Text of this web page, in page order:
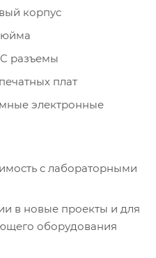
корпус
разъемы
плат
электронные
с лабораторными
в новые проекты и для
оборудования